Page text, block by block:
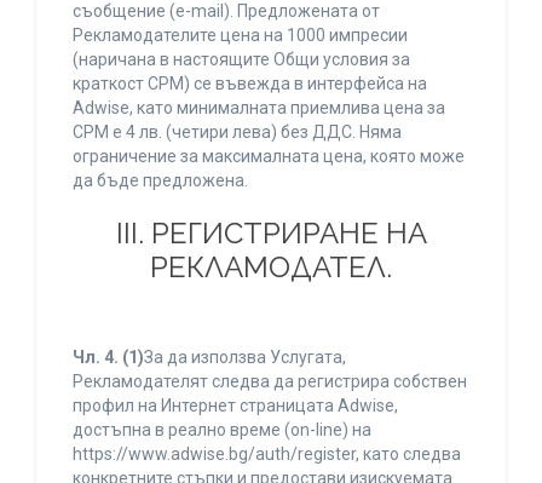
съобщение (e-mail). Предложената от
Рекламодателите цена на 1000 импресии
(наричана в настоящите Общи условия за
краткост CPM) се въвежда в интерфейса на
Adwise, като минималната приемлива цена за
CPM е 4 лв. (четири лева) без ДДС. Няма
ограничение за максималната цена, която може
да бъде предложена.
ІІІ. РЕГИСТРИРАНЕ НА
РЕКЛАМОДАТЕЛ.
Чл. 4. (1)За да използва Услугата,
Рекламодателят следва да регистрира собствен
профил на Интернет страницата Adwise,
достъпна в реално време (on-line) на
https://www.adwise.bg/auth/register, като следва
конкретните стъпки и предостави изискуемата